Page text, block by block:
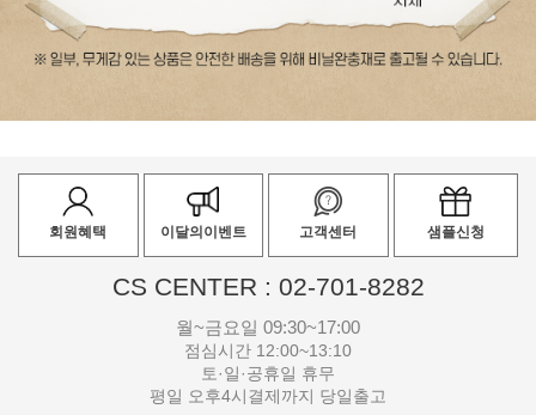
회원혜택 이달의이벤트 고객센터 샘플신청
CS CENTER : 02-701-8282
월~금요일 09:30~17:00
점심시간 12:00~13:10
토·일·공휴일 휴무
평일 오후4시결제까지 당일출고